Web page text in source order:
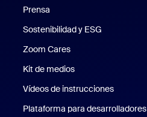
Prensa
Sostenibilidad y ESG
Zoom Cares
Kit de medios
Vídeos de instrucciones
Plataforma para desarrolladores